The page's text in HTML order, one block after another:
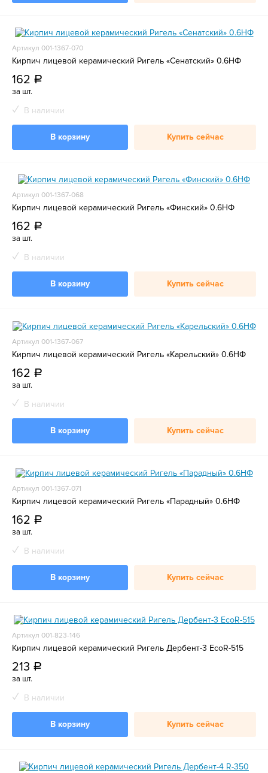
Артикул 001-1367-070
Кирпич лицевой керамический Ригель «Сенатский» 0.6НФ
162 a
за шт.
В наличии
В корзину Купить сейчас
Артикул 001-1367-068
Кирпич лицевой керамический Ригель «Финский» 0.6НФ
162 a
за шт.
В наличии
В корзину Купить сейчас
Артикул 001-1367-067
Кирпич лицевой керамический Ригель «Карельский» 0.6НФ
162 a
за шт.
В наличии
В корзину Купить сейчас
Артикул 001-1367-071
Кирпич лицевой керамический Ригель «Парадный» 0.6НФ
162 a
за шт.
В наличии
В корзину Купить сейчас
Артикул 001-823-146
Кирпич лицевой керамический Ригель Дербент-3 EcoR-515
213 a
за шт.
В наличии
В корзину Купить сейчас